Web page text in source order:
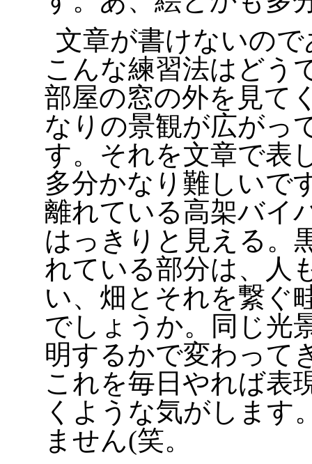
文章が書けないの
こんな練習法はどう
部屋の窓の外を見て
なりの景観が広がっ
す。それを文章で表
多分かなり難しいで
離れている高架バイ
はっきりと見える。
れている部分は、人
い、畑とそれを繋ぐ
でしょうか。同じ光
明するかで変わって
これを毎日やれば表
くような気がします
ません(笑。